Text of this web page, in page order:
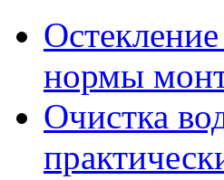
нормы
Очистка